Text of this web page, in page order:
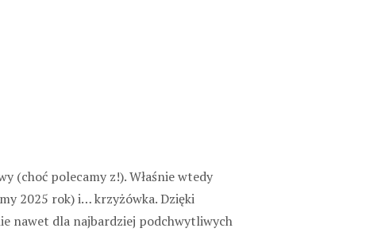
(choć polecamy z!). Właśnie wtedy
2025 rok) i… krzyżówka. Dzięki
nawet dla najbardziej podchwytliwych